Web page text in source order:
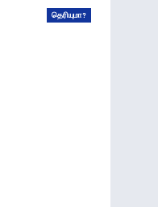
தெரியுமா?